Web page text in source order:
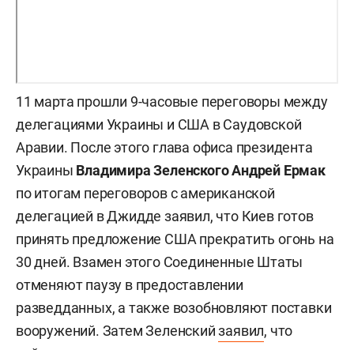
11 марта прошли 9-часовые переговоры между
делегациями Украины и США в Саудовской
Аравии. После этого глава офиса президента
Украины Владимира Зеленского Андрей Ермак
по итогам переговоров с американской
делегацией в Джидде заявил, что Киев готов
принять предложение США прекратить огонь на
30 дней. Взамен этого Соединенные Штаты
отменяют паузу в предоставлении
разведданных, а также возобновляют поставки
вооружений. Затем Зеленскийзаявил, что